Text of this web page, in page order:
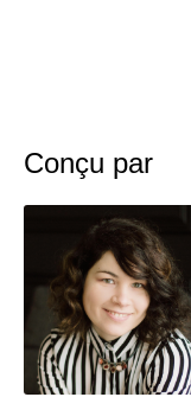
Conçu par